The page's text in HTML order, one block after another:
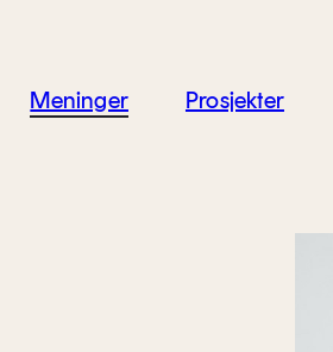
Meninger Prosjekter